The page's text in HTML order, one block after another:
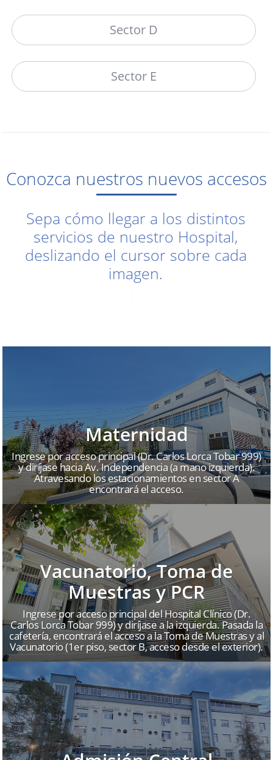
Sector D
Sector E
Conozca nuestros nuevos accesos
Sepa cómo llegar a los distintos
servicios de nuestro Hospital,
deslizando el cursor sobre cada
imagen.
Maternidad
Ingrese por acceso principal (Dr. Carlos Lorca Tobar 999)
y diríjase hacia Av. Independencia (a mano izquierda).
Atravesando los estacionamientos en sector A
encontrará el acceso.
Vacunatorio, Toma de
Muestras y PCR
Ingrese por acceso principal del Hospital Clínico (Dr.
Carlos Lorca Tobar 999) y diríjase a la izquierda. Pasada la
cafetería, encontrará el acceso a la Toma de Muestras y al
Vacunatorio (1er piso, sector B, acceso desde el exterior).